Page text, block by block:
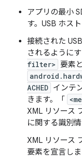
アプリの最小
す。USB ホス
接続された
されるように
filter> 要素と
ACHED インテ
きます。「
XML リソース
に関する識別
XML リソース
要素を宣言し